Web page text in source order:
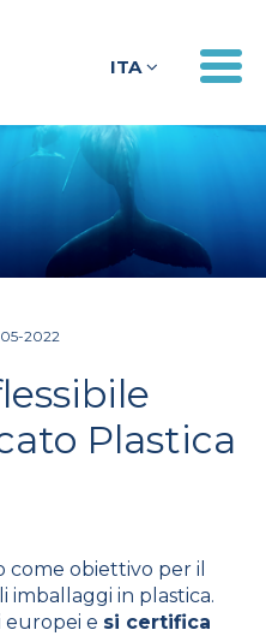
ITA
2022
Plastica
come obiettivo per il
imballaggi in plastica.
europei e si certifica